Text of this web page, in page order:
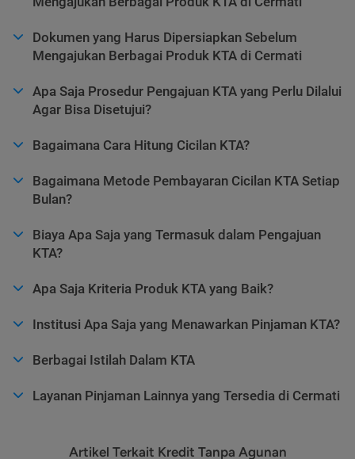
Dokumen yang Harus Dipersiapkan Sebelum
Mengajukan Berbagai Produk KTA di Cermati
Apa Saja Prosedur Pengajuan KTA yang Perlu Dilalui
Agar Bisa Disetujui?
Bagaimana Cara Hitung Cicilan KTA?
Bagaimana Metode Pembayaran Cicilan KTA Setiap
Bulan?
Biaya Apa Saja yang Termasuk dalam Pengajuan
KTA?
Apa Saja Kriteria Produk KTA yang Baik?
Institusi Apa Saja yang Menawarkan Pinjaman KTA?
Berbagai Istilah Dalam KTA
Layanan Pinjaman Lainnya yang Tersedia di Cermati
Artikel Terkait Kredit Tanpa Agunan